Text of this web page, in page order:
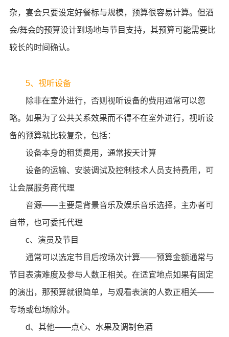
杂，宴会只要设定好餐标与规模，预算很容易计算。但酒
会/舞会的预算设计到场地与节目支持，其预算可能需要比
较长的时间确认。
5、视听设备
除非在室外进行，否则视听设备的费用通常可以忽
略。如果为了公共关系效果而不得不在室外进行，视听设
备的预算就比较复杂，包括：
设备本身的租赁费用，通常按天计算
设备的运输、安装调试及控制技术人员支持费用，可
让会展服务商代理
音源——主要是背景音乐及娱乐音乐选择，主办者可
自带，也可委托代理
c、演员及节目
通常可以选定节目后按场次计算——预算金额通常与
节目表演难度及参与人数正相关。在适宜地点如果有固定
的演出，那预算就很简单，与观看表演的人数正相关——
专场或包场除外。
d、其他——点心、水果及调制色酒